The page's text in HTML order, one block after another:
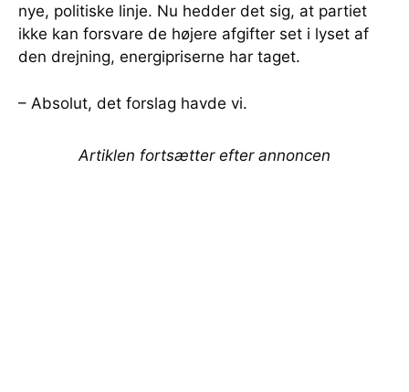
nye, politiske linje. Nu hedder det sig, at partiet
ikke kan forsvare de højere afgifter set i lyset af
den drejning, energipriserne har taget.
– Absolut, det forslag havde vi.
Artiklen fortsætter efter annoncen